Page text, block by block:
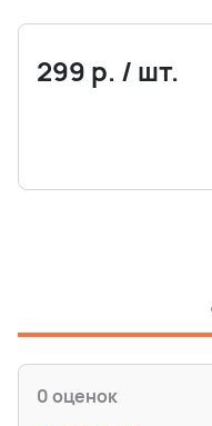
299 р. / шт.
0 оценок